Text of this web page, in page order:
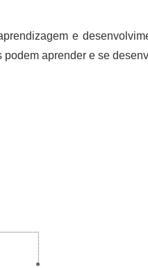
e
podem aprender e se